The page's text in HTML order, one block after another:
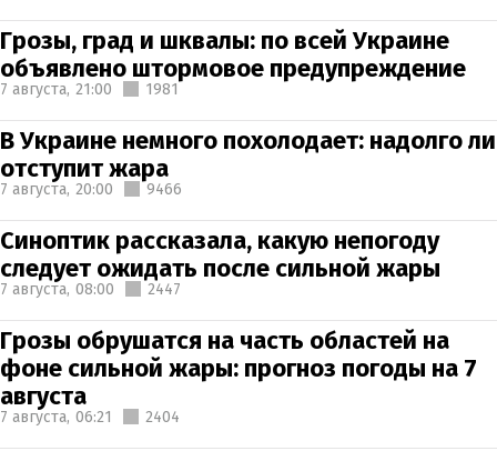
Грозы, град и шквалы: по всей Украине
объявлено штормовое предупреждение
7 августа, 21:00 1981
В Украине немного похолодает: надолго ли
отступит жара
7 августа, 20:00 9466
Синоптик рассказала, какую непогоду
следует ожидать после сильной жары
7 августа, 08:00 2447
Грозы обрушатся на часть областей на
фоне сильной жары: прогноз погоды на 7
августа
7 августа, 06:21 2404